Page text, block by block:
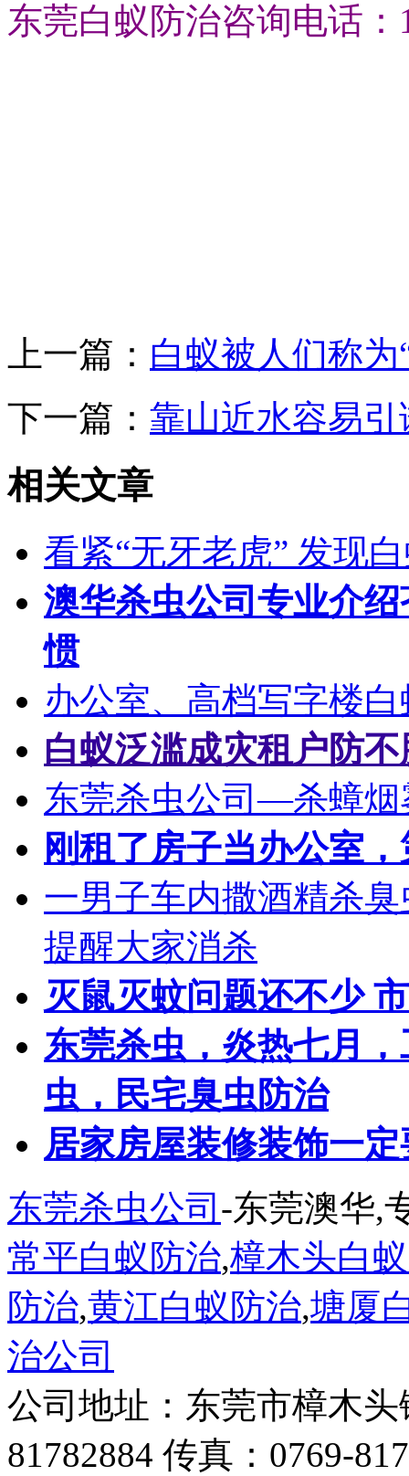
东莞白蚁防治咨询电话
上一篇： 白蚁被人们称为
下一篇： 靠山近水容易
相关文章
看紧“无牙老虎” 发现
澳华杀虫公司专业介
惯
办公室、高档写字楼
白蚁泛滥成灾租户防
东莞杀虫公司—杀蟑烟
刚租了房子当办公室
一男子车内撒酒精杀
提醒大家消杀
灭鼠灭蚊问题还不少
东莞杀虫，炎热七月
虫，民宅臭虫防治
居家房屋装修装饰一
东莞杀虫公司 -东莞澳华,
常平白蚁防治,樟木头白
防治,黄江白蚁防治,塘厦
治公司
公司地址：东莞市樟木
81782884 传真：0769-